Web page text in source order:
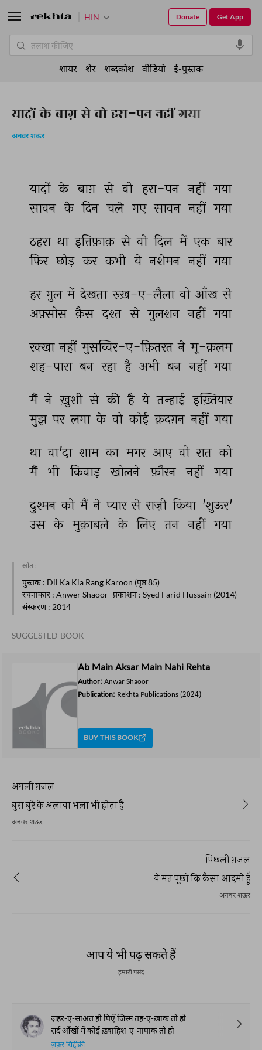
यादों के बाग़ से वो हरा-पन नहीं गया
अनवर शऊर
यादों के बाग़ से वो हरा-पन नहीं गया
सावन के दिन चले गए सावन नहीं गया
ठहरा था इत्तिफ़ाक़ से वो दिल में एक बार
फिर छोड़ कर कभी ये नशेमन नहीं गया
हर गुल में देखता रुख़-ए-लैला वो आँख से
अफ़्सोस क़ैस दश्त से गुलशन नहीं गया
रक्खा नहीं मुसव्विर-ए-फ़ितरत ने मू-क़लम
शह-पारा बन रहा है अभी बन नहीं गया
मैं ने ख़ुशी से की है ये तन्हाई इख़्तियार
मुझ पर लगा के वो कोई क़दग़न नहीं गया
था वा'दा शाम का मगर आए वो रात को
मैं
भी किवाड़ खोलने फ़ौरन नहीं गया
दुश्मन को मैं ने प्यार से राज़ी किया 'शुऊर'
उस के मुक़ाबले के लिए तन नहीं गया
स्रोत :
पुस्तक : Dil Ka Kia Rang Karoon (पृष्ठ 85)
रचनाकार : Anwer Shaoor प्रकाशन : Syed Farid Hussain (2014)
संस्करण: 2014
SUGGESTED BOOK
Ab Main Aksar Main Nahi Rehta
Author: Anwar Shaoor
Publication: Rekhta Publications(2024)
BUY THIS BOOK
अगली ग़ज़ल
बुरा बुरे के अलावा भला भी होता है
अनवर शऊर
पिछली ग़ज़ल
ये मत पूछो कि कैसा आदमी हूँ
अनवर शऊर
आप ये भी पढ़ सकते हैं
हमारी पसंद
ज़हर-ए-साअत ही पिएँ जिस्म तह-ए-ख़ाक तो हो
सर्द आँखों में कोई ख़्वाहिश-ए-नापाक तो हो
ज़फ़र सिद्दीक़ी
HIN Get App
Donate
शायर शेर शब्दकोश वीडियो ई-पुस्तक